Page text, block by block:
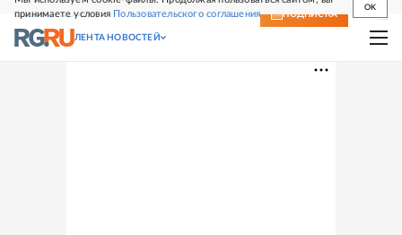
принимаете условия Пользовательского соглашения
OK
СВЕЖИЙ НОМЕР ПОДПИСКА
ЛЕНТА НОВОСТЕЙ